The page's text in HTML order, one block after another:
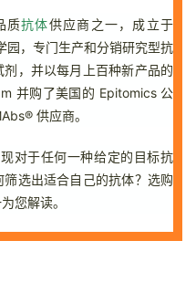
质抗体供应商之一，成立于
，专门生产和分销研究型抗
，并以每月上百种新产品的
并购了美国的 Epitomics 公
供应商。
对于任何一种给定的目标抗
选出适合自己的抗体？选购
您解读。